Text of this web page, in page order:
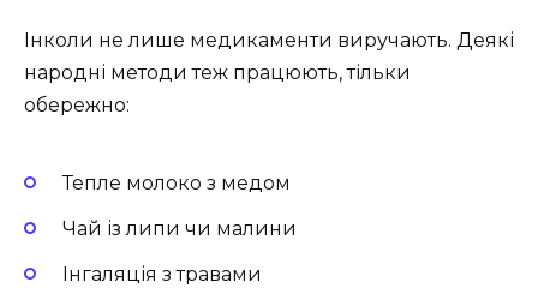
Інколи не лише медикаменти виручають. Деякі
народні методи теж працюють, тільки
обережно:
Тепле молоко з медом
Чай із липи чи малини
Інгаляція з травами